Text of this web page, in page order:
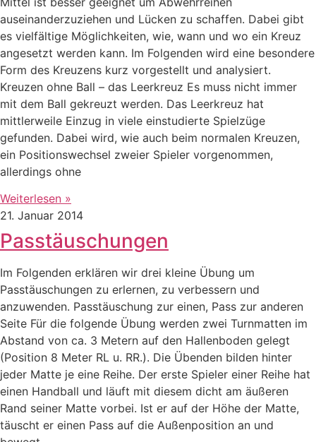
auseinanderzuziehen und Lücken zu schaffen. Dabei gibt
es vielfältige Möglichkeiten, wie, wann und wo ein Kreuz
angesetzt werden kann. Im Folgenden wird eine besondere
Form des Kreuzens kurz vorgestellt und analysiert.
Kreuzen ohne Ball – das Leerkreuz Es muss nicht immer
mit dem Ball gekreuzt werden. Das Leerkreuz hat
mittlerweile Einzug in viele einstudierte Spielzüge
gefunden. Dabei wird, wie auch beim normalen Kreuzen,
ein Positionswechsel zweier Spieler vorgenommen,
allerdings ohne
Weiterlesen »
21. Januar 2014
Passtäuschungen
Im Folgenden erklären wir drei kleine Übung um
Passtäuschungen zu erlernen, zu verbessern und
anzuwenden. Passtäuschung zur einen, Pass zur anderen
Seite Für die folgende Übung werden zwei Turnmatten im
Abstand von ca. 3 Metern auf den Hallenboden gelegt
(Position 8 Meter RL u. RR.). Die Übenden bilden hinter
jeder Matte je eine Reihe. Der erste Spieler einer Reihe hat
einen Handball und läuft mit diesem dicht am äußeren
Rand seiner Matte vorbei. Ist er auf der Höhe der Matte,
täuscht er einen Pass auf die Außenposition an und